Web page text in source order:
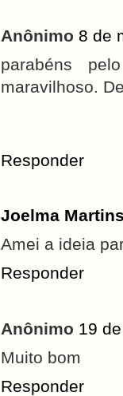
Anônimo 8 de
parabéns
maravilhoso.
Responder
Joelma Martins
Amei a ideia
Responder
Anônimo 19
Muito bom
Responder